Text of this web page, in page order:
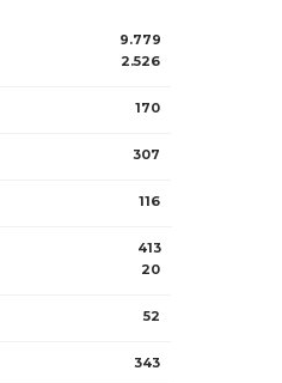
9.779
2.526
170
307
116
413
20
52
343